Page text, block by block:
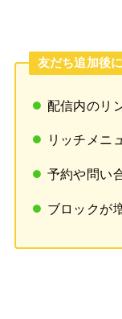
友だち追加後
配信内のリ
リッチメニ
予約や問い
ブロックが